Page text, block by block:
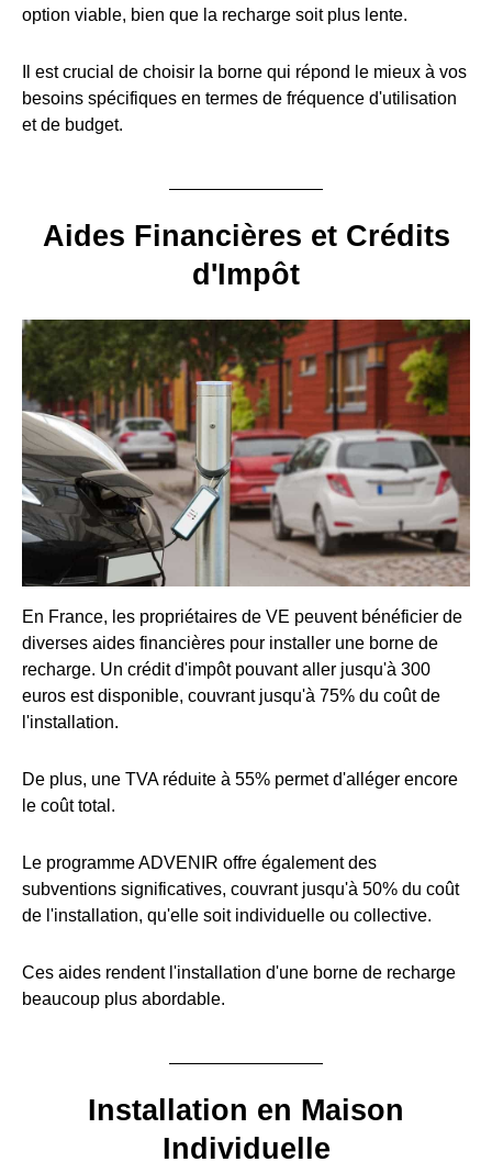
option viable, bien que la recharge soit plus lente.
Il est crucial de choisir la borne qui répond le mieux à vos
besoins spécifiques en termes de fréquence d'utilisation
et de budget.
Aides Financières et Crédits
d'Impôt
En France, les propriétaires de VE peuvent bénéficier de
diverses aides financières pour installer une borne de
recharge. Un crédit d'impôt pouvant aller jusqu'à 300
euros est disponible, couvrant jusqu'à 75% du coût de
l'installation.
De plus, une TVA réduite à 55% permet d'alléger encore
le coût total.
Le programme ADVENIR offre également des
subventions significatives, couvrant jusqu'à 50% du coût
de l'installation, qu'elle soit individuelle ou collective.
Ces aides rendent l'installation d'une borne de recharge
beaucoup plus abordable.
Installation en Maison
Individuelle